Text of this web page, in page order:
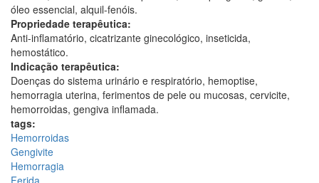
óleo essencial, alquil-fenóis.
Propriedade terapêutica:
Anti-inflamatório, cicatrizante ginecológico, inseticida,
hemostático.
Indicação terapêutica:
Doenças do sistema urinário e respiratório, hemoptise,
hemorragia uterina, ferimentos de pele ou mucosas, cervicite,
hemorroidas, gengiva inflamada.
tags:
Hemorroidas
Gengivite
Hemorragia
Ferida